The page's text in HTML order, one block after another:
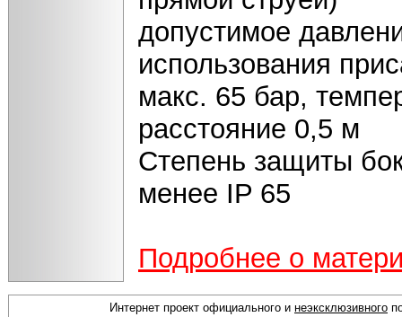
допустимое
использования
макс. 65 бар,
расстояние 0,5 м
Степень защиты
менее IP 65
Подробнее о
Интернет проект официального и неэксклюзивного